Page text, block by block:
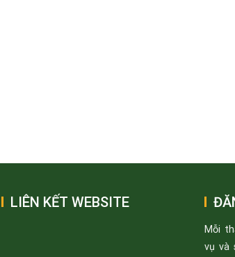
LIÊN KẾT WEBSITE
Mỗi
vụ và